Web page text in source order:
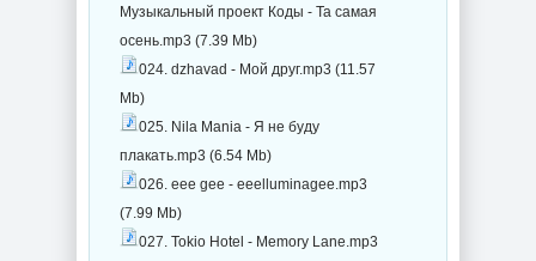
Музыкальный проект Коды - Та самая
осень.mp3 (7.39 Mb)
024. dzhavad - Мой друг.mp3 (11.57
Mb)
025. Nila Mania - Я не буду
плакать.mp3 (6.54 Mb)
026. eee gee - eeelluminagee.mp3
(7.99 Mb)
027. Tokio Hotel - Memory Lane.mp3